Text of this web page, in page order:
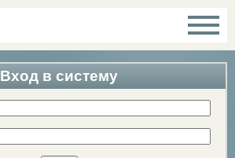
Вход в систему